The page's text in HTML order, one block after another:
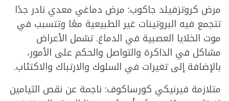
مرض كروتزفيلد جاكوب: مرض دماغي معدي نادر جدًا
تتجمع فيه البروتينات غير الطبيعية معًا وتتسبب في
موت الخلايا العصبية في الدماغ. تشمل الأعراض
مشاكل في الذاكرة والتواصل والحكم على الأمور،
بالإضافة إلى تغيرات في السلوك والارتباك والاكتئاب.
متلازمة فيرنيكي كورساكوف: ناجمة عن نقص الثيامين